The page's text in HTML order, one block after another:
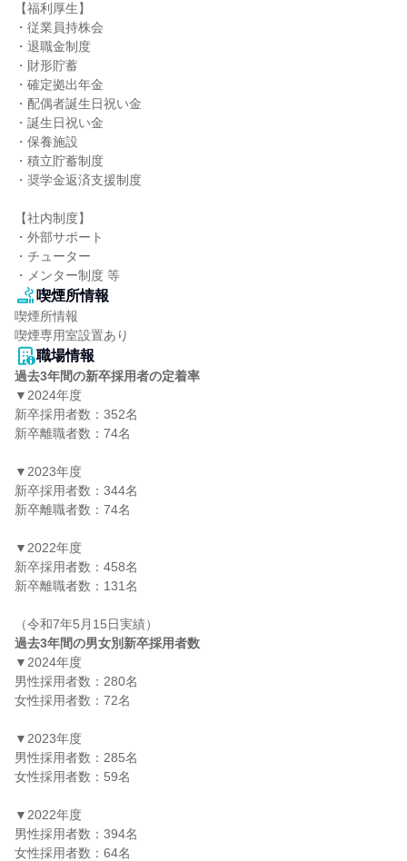
【福利厚生】
・従業員持株会
・退職金制度
・財形貯蓄
・確定拠出年金
・配偶者誕生日祝い金
・誕生日祝い金
・保養施設
・積立貯蓄制度
・奨学金返済支援制度
【社内制度】
・外部サポート
・チューター
・メンター制度 等
喫煙所情報
喫煙所情報
喫煙専用室設置あり
職場情報
過去3年間の新卒採用者の定着率
▼2024年度
新卒採用者数：352名
新卒離職者数：74名
▼2023年度
新卒採用者数：344名
新卒離職者数：74名
▼2022年度
新卒採用者数：458名
新卒離職者数：131名
過去3年間の男女別新卒採用者数
▼2024年度
男性採用者数：280名
女性採用者数：72名
▼2023年度
男性採用者数：285名
女性採用者数：59名
▼2022年度
男性採用者数：394名
女性採用者数：64名